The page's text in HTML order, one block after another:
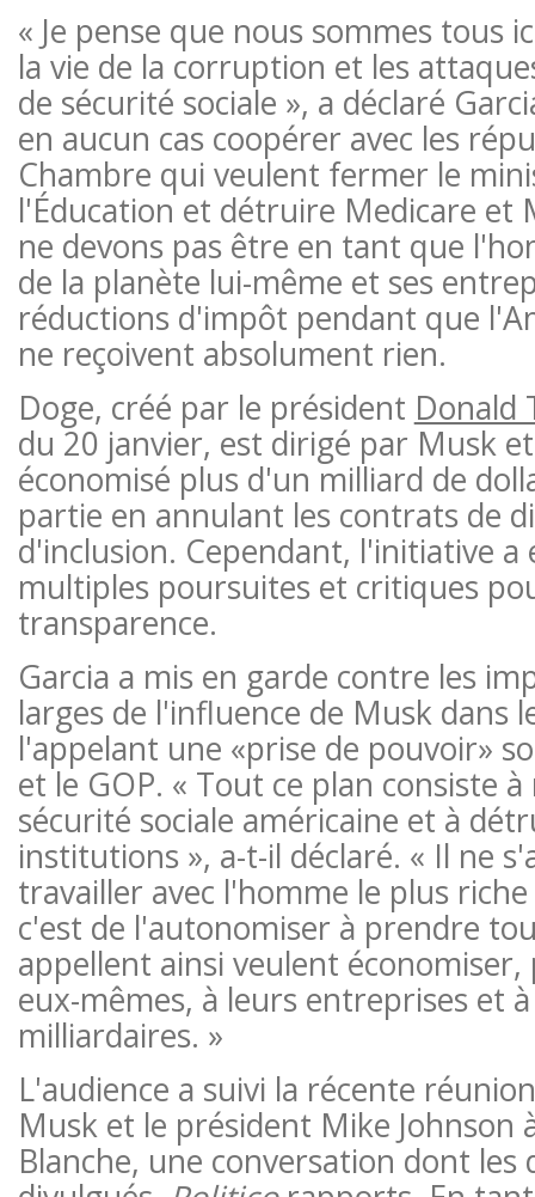
« Je pense que nous sommes tous
la vie de la corruption et les
de sécurité sociale », a déclaré
en aucun cas coopérer avec les
Chambre qui veulent fermer le
l'Éducation et détruire Medicare et
ne devons pas être en tant que
de la planète lui-même et ses
réductions d'impôt pendant que
ne reçoivent absolument rien.
Doge, créé par le président Donald
du 20 janvier, est dirigé par Musk
économisé plus d'un milliard de
partie en annulant les contrats de
d'inclusion. Cependant, l'initiative a
multiples poursuites et critiques
transparence.
Garcia a mis en garde contre les
larges de l'influence de Musk dans
l'appelant une «prise de pouvoir»
et le GOP. « Tout ce plan consiste
sécurité sociale américaine et à
institutions », a-t-il déclaré. « Il ne
travailler avec l'homme le plus
c'est de l'autonomiser à prendre
appellent ainsi veulent économiser,
eux-mêmes, à leurs entreprises et
milliardaires. »
L'audience a suivi la récente
Musk et le président Mike Johnson
Blanche, une conversation dont